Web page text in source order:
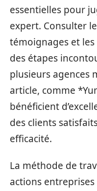
essentielles pour
expert. Consulter
témoignages et
des étapes
plusieurs agences
article, comme
bénéficient
des clients
efficacité.
La méthode de
actions